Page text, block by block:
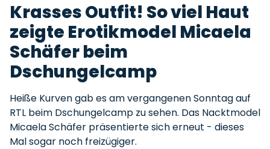
Krasses Outfit! So viel Haut
zeigte Erotikmodel Micaela
Schäfer beim
Dschungelcamp
Heiße Kurven gab es am vergangenen Sonntag auf
RTL beim Dschungelcamp zu sehen. Das Nacktmodel
Micaela Schäfer präsentierte sich erneut - dieses
Mal sogar noch freizügiger.